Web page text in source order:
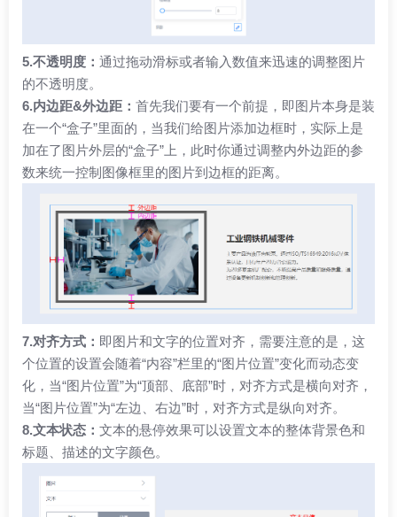
5.不透明度： 通过拖动滑标或者输入数值来迅速的调整图片
的不透明度。
6.内边距&外边距： 首先我们要有一个前提，即图片本身是装
在一个“盒子”里面的，当我们给图片添加边框时，实际上是
加在了图片外层的“盒子”上，此时你通过调整内外边距的参
数来统一控制图像框里的图片到边框的距离。
7.对齐方式： 即图片和文字的位置对齐，需要注意的是，这
个位置的设置会随着“内容”栏里的“图片位置”变化而动态变
化，当“图片位置”为“顶部、底部”时，对齐方式是横向对齐，
当“图片位置”为“左边、右边”时，对齐方式是纵向对齐。
8.文本状态： 文本的悬停效果可以设置文本的整体背景色和
标题、描述的文字颜色。